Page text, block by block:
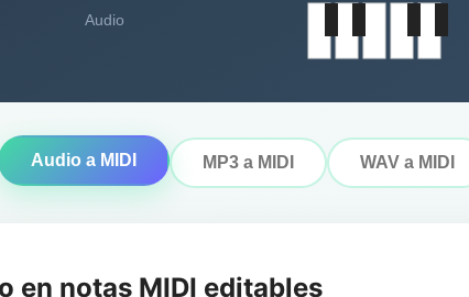
Audio
Audio a MIDI MP3 a MIDI WAV a MIDI
en notas MIDI editables